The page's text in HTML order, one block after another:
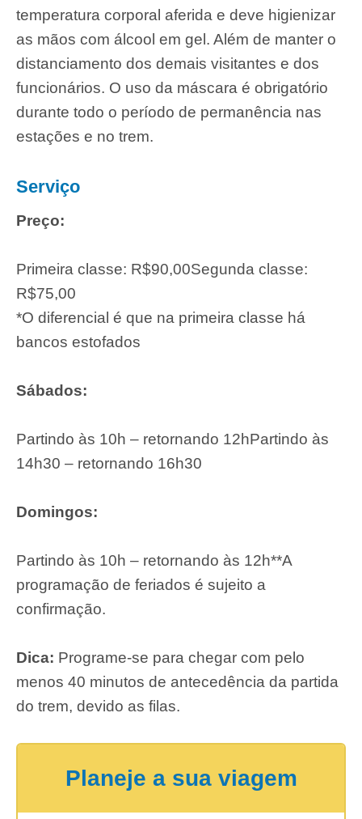
temperatura corporal aferida e deve higienizar
as mãos com álcool em gel. Além de manter o
distanciamento dos demais visitantes e dos
funcionários. O uso da máscara é obrigatório
durante todo o período de permanência nas
estações e no trem.
Serviço
Preço:
Primeira classe: R$90,00Segunda classe:
R$75,00
*O diferencial é que na primeira classe há
bancos estofados
Sábados:
Partindo às 10h – retornando 12hPartindo às
14h30 – retornando 16h30
Domingos:
Partindo às 10h – retornando às 12h**A
programação de feriados é sujeito a
confirmação.
Dica: Programe-se para chegar com pelo
menos 40 minutos de antecedência da partida
do trem, devido as filas.
Planeje a sua viagem